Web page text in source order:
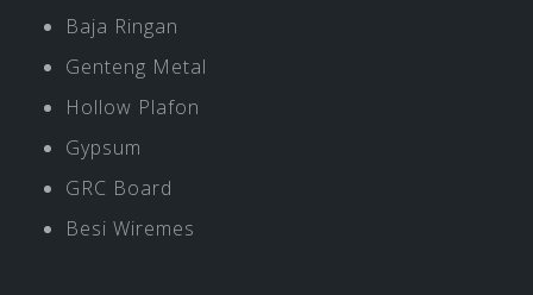
Baja Ringan
Genteng Metal
Hollow Plafon
Gypsum
GRC Board
Besi Wiremes